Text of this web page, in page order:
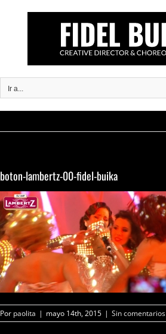
Ir a...
boton-lambertz-00-fidel-buika
Por paolita | mayo 14th, 2015 | Sin comentarios